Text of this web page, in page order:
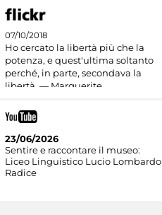
07/10/2018
Ho cercato la libertà più che la
potenza, e quest'ultima soltanto
perché, in parte, secondava la
libertà. — Marguerite
23/06/2026
Sentire e raccontare il museo:
Liceo Linguistico Lucio Lombardo
Radice